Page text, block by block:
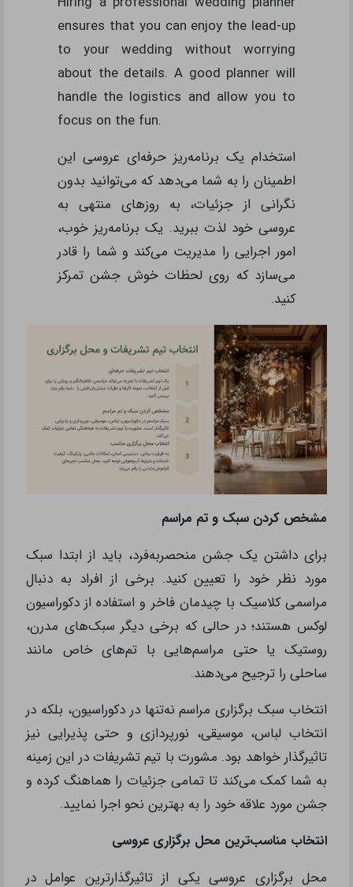
ensures that you can enjoy the lead-up
to your wedding without worrying
about the details. A good planner will
handle the logistics and allow you to
focus on the fun.
استخدام یک برنامه‌ریز حرفه‌ای عروسی این
اطمینان را به شما می‌دهد که می‌توانید بدون
نگرانی از جزئیات، به روزهای منتهی به
عروسی خود لذت ببرید. یک برنامه‌ریز خوب،
امور اجرایی را مدیریت می‌کند و شما را قادر
می‌سازد که روی لحظات خوش جشن تمرکز
کنید.
مشخص کردن سبک و تم مراسم
برای داشتن یک جشن منحصر‌به‌فرد، باید از ابتدا سبک
مورد نظر خود را تعیین کنید. برخی از افراد به دنبال
مراسمی کلاسیک با چیدمان فاخر و استفاده از دکوراسیون
لوکس هستند؛ در حالی که برخی دیگر سبک‌های مدرن،
روستیک یا حتی مراسم‌هایی با تم‌های خاص مانند
ساحلی را ترجیح می‌دهند.
انتخاب سبک برگزاری مراسم نه‌تنها در دکوراسیون، بلکه در
انتخاب لباس، موسیقی، نورپردازی و حتی پذیرایی نیز
تاثیرگذار خواهد بود. مشورت با تیم تشریفات در این زمینه
به شما کمک می‌کند تا تمامی جزئیات را هماهنگ کرده و
جشن مورد علاقه خود را به بهترین نحو اجرا نمایید.
انتخاب مناسب‌ترین محل برگزاری عروسی
محل برگزاری عروسی یکی از تاثیرگذارترین عوامل در